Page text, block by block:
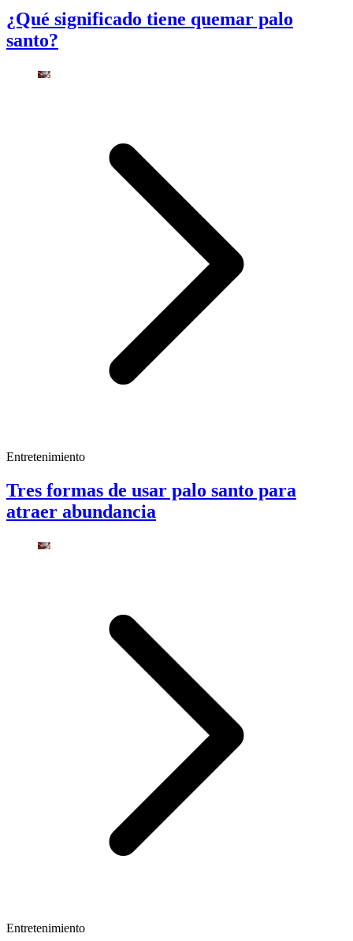
¿Qué significado tiene quemar palo
santo?
Entretenimiento
Tres formas de usar palo santo para
atraer abundancia
Entretenimiento